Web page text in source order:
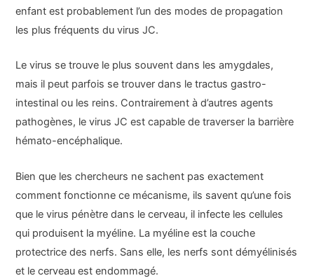
enfant est probablement l’un des modes de propagation
les plus fréquents du virus JC.
Le virus se trouve le plus souvent dans les amygdales,
mais il peut parfois se trouver dans le tractus gastro-
intestinal ou les reins. Contrairement à d’autres agents
pathogènes, le virus JC est capable de traverser la barrière
hémato-encéphalique.
Bien que les chercheurs ne sachent pas exactement
comment fonctionne ce mécanisme, ils savent qu’une fois
que le virus pénètre dans le cerveau, il infecte les cellules
qui produisent la myéline. La myéline est la couche
protectrice des nerfs. Sans elle, les nerfs sont démyélinisés
et le cerveau est endommagé.